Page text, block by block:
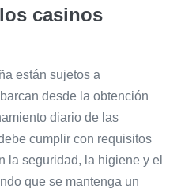
casinos
están sujetos a
desde la obtención
diario de las
cumplir con requisitos
la seguridad, la higiene y el
que se mantenga un